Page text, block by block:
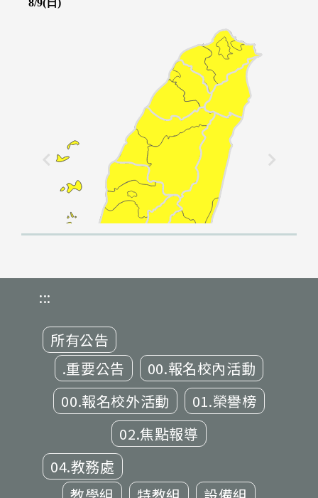
:::
所有公告
.重要公告
00.報名校內活動
00.報名校外活動
01.榮譽榜
02.焦點報導
04.教務處